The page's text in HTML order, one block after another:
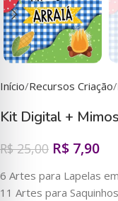
Início Recursos Criação
Kit Digital +
R$25,00 R$ 7,90
6 Artes para Lapelas
11 Artes para